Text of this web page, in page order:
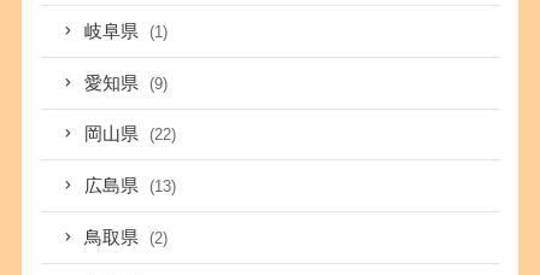
岐阜県 (1)
愛知県 (9)
岡山県 (22)
広島県 (13)
鳥取県 (2)